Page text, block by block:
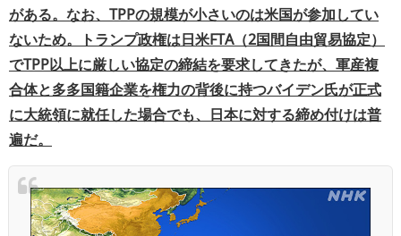
がある。なお、TPPの規模が小さいのは米国が参加してい
ないため。トランプ政権は日米FTA（2国間自由貿易協定）
でTPP以上に厳しい協定の締結を要求してきたが、軍産複
合体と多多国籍企業を権力の背後に持つバイデン氏が正式
に大統領に就任した場合でも、日本に対する締め付けは普
遍だ。